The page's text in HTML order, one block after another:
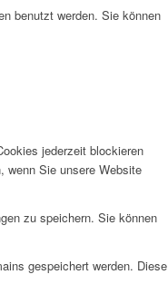
benutzt werden. Sie können
jederzeit blockieren
wenn Sie unsere Website
zu speichern. Sie können
gespeichert werden. Diese